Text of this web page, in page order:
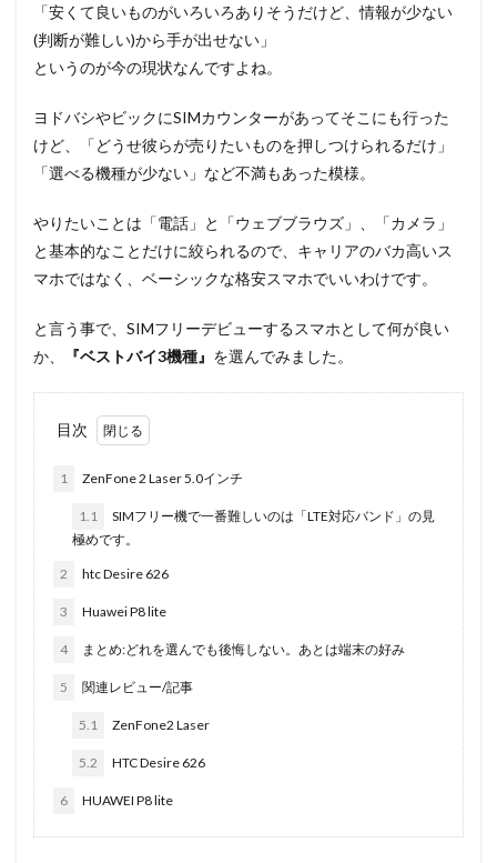
「安くて良いものがいろいろありそうだけど、情報が少ない
(判断が難しい)から手が出せない」
というのが今の現状なんですよね。
ヨドバシやビックにSIMカウンターがあってそこにも行った
けど、「どうせ彼らが売りたいものを押しつけられるだけ」
「選べる機種が少ない」など不満もあった模様。
やりたいことは「電話」と「ウェブブラウズ」、「カメラ」
と基本的なことだけに絞られるので、キャリアのバカ高いス
マホではなく、ベーシックな格安スマホでいいわけです。
と言う事で、SIMフリーデビューするスマホとして何が良い
か、
『ベストバイ3機種』 を選んでみました。
目次
1 ZenFone 2 Laser 5.0インチ
1.1
SIMフリー機で一番難しいのは「LTE対応バンド」の見
極めです。
2 htc Desire 626
3 Huawei P8 lite
4 まとめ:どれを選んでも後悔しない。あとは端末の好み
5 関連レビュー/記事
5.1 ZenFone2 Laser
5.2 HTC Desire 626
6 HUAWEI P8 lite